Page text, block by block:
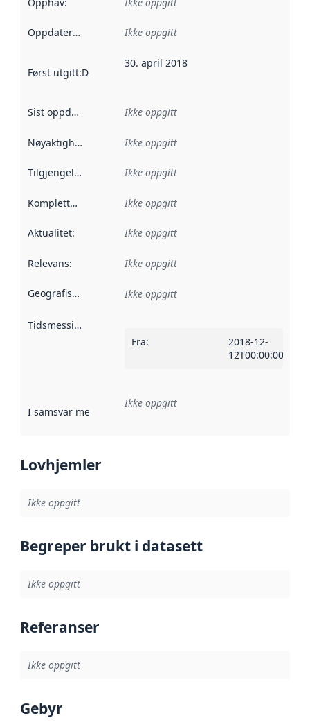
Oppdateringsfrekvens :
Ikke oppgitt
Først utgitt:Denne datoen sier når dataene i dette
30. april 2018
Sist oppdatert Ikke oppgitt
Nøyaktighet Ikke oppgitt
Tilgjengelighet Ikke oppgitt
Kompletthet Ikke oppgitt
Aktualitet: Ikke oppgitt
Relevans: Ikke oppgitt
Geografisk avgrensning :
Ikke oppgitt
Tidsmessig avgrensning
Fra:
2018-12-
12T00:00:00Z
I samsvar med Referanse til en implementasjonsregel
Ikke oppgitt
Lovhjemler
Ikke oppgitt
Begreper brukt i datasett
Ikke oppgitt
Referanser
Ikke oppgitt
Gebyr